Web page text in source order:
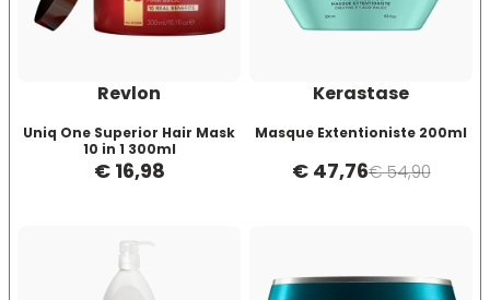
Layla
Lisap
L'Oreal
MAREB
Matador
MATRIX
Mimare
Revlon
Uniq One Superior Hair Mask
10 in 1 300ml
€ 16,98
Kerastase
Masque Extentioniste 200ml
€ 47,76€ 54,90